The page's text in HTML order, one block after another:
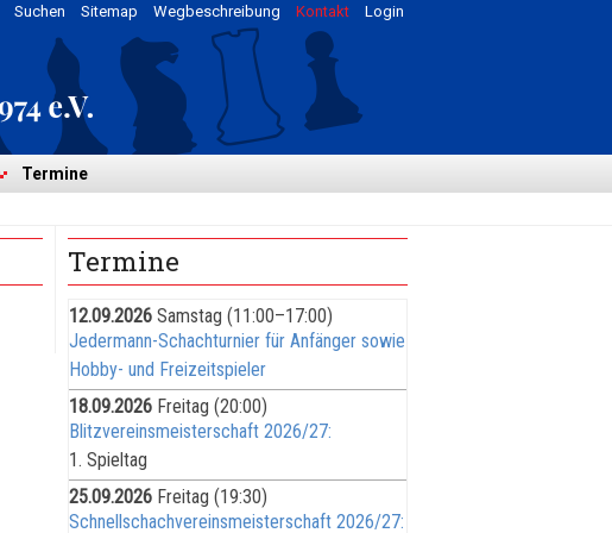
Login
Kontakt
Wegbeschreibung
Sitemap
Suchen
Termine
Termine
12.09.2026 Samstag (11:00–17:00)
Jedermann-Schachturnier für Anfänger sowie
Hobby- und Freizeitspieler
18.09.2026 Freitag (20:00)
Blitzvereinsmeisterschaft 2026/27:
1. Spieltag
25.09.2026 Freitag (19:30)
Schnellschachvereinsmeisterschaft 2026/27: